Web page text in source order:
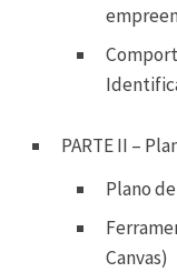
PARTE II –
Plano
Canvas)